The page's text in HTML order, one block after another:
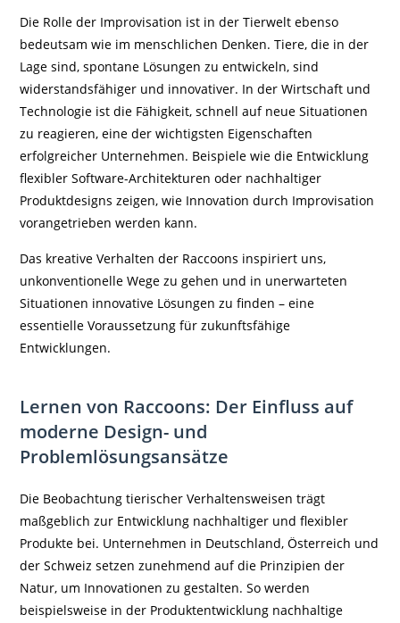
Die Rolle der Improvisation ist in der Tierwelt ebenso
bedeutsam wie im menschlichen Denken. Tiere, die in der
Lage sind, spontane Lösungen zu entwickeln, sind
widerstandsfähiger und innovativer. In der Wirtschaft und
Technologie ist die Fähigkeit, schnell auf neue Situationen
zu reagieren, eine der wichtigsten Eigenschaften
erfolgreicher Unternehmen. Beispiele wie die Entwicklung
flexibler Software-Architekturen oder nachhaltiger
Produktdesigns zeigen, wie Innovation durch Improvisation
vorangetrieben werden kann.
Das kreative Verhalten der Raccoons inspiriert uns,
unkonventionelle Wege zu gehen und in unerwarteten
Situationen innovative Lösungen zu finden – eine
essentielle Voraussetzung für zukunftsfähige
Entwicklungen.
Lernen von Raccoons: Der Einfluss auf
moderne Design- und
Problemlösungsansätze
Die Beobachtung tierischer Verhaltensweisen trägt
maßgeblich zur Entwicklung nachhaltiger und flexibler
Produkte bei. Unternehmen in Deutschland, Österreich und
der Schweiz setzen zunehmend auf die Prinzipien der
Natur, um Innovationen zu gestalten. So werden
beispielsweise in der Produktentwicklung nachhaltige